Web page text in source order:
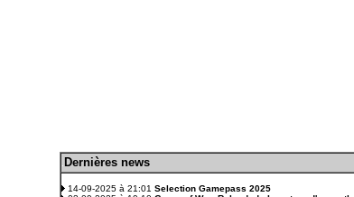
Dernières news
14-09-2025 à 21:01 Selection Gamepass 2025